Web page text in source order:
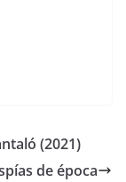
(2021)
de época